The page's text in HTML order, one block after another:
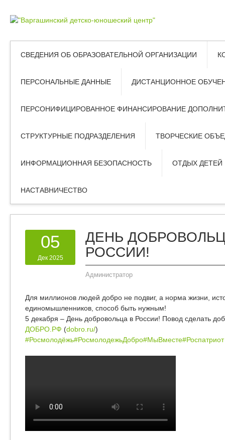
СВЕДЕНИЯ ОБ ОБРАЗОВАТЕЛЬНОЙ ОРГАНИЗАЦИИ
ПЕРСОНАЛЬНЫЕ ДАННЫЕ ДИСТАНЦИОННОЕ
ПЕРСОНИФИЦИРОВАННОЕ ФИНАНСИРОВАНИЕ
СТРУКТУРНЫЕ ПОДРАЗДЕЛЕНИЯ ТВОРЧЕСКИЕ
ИНФОРМАЦИОННАЯ БЕЗОПАСНОСТЬ ОТДЫХ ДЕТЕЙ
НАСТАВНИЧЕСТВО
05
Дек 2025
ДЕНЬ
РОССИИ!
Администратор
Для миллионов людей добро не подвиг, а норма жизни,
единомышленников, способ быть нужным!
5 декабря – День добровольца в России! Повод сделать
ДОБРО.РФ (dobro.ru/)
#Росмолодёжь#РосмолодежьДобро#МыВместе#Роспатриот